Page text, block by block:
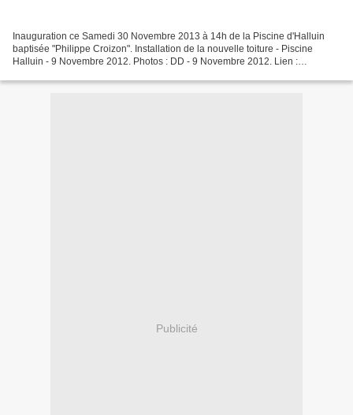
Inauguration ce Samedi 30 Novembre 2013 à 14h de la Piscine d'Halluin
baptisée "Philippe Croizon". Installation de la nouvelle toiture - Piscine
Halluin - 9 Novembre 2012. Photos : DD - 9 Novembre 2012. Lien :
Publicité